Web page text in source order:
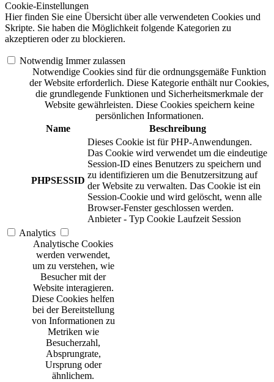
Cookie-Einstellungen
Hier finden Sie eine Übersicht über alle verwendeten Cookies und
Skripte. Sie haben die Möglichkeit folgende Kategorien zu
akzeptieren oder zu blockieren.
Notwendig Immer zulassen
Notwendige Cookies sind für die ordnungsgemäße Funktion
der Website erforderlich. Diese Kategorie enthält nur Cookies,
die grundlegende Funktionen und Sicherheitsmerkmale der
Website gewährleisten. Diese Cookies speichern keine
persönlichen Informationen.
Name
Beschreibung
PHPSESSID
Dieses Cookie ist für PHP-Anwendungen.
Das Cookie wird verwendet um die eindeutige
Session-ID eines Benutzers zu speichern und
zu identifizieren um die Benutzersitzung auf
der Website zu verwalten. Das Cookie ist ein
Session-Cookie und wird gelöscht, wenn alle
Browser-Fenster geschlossen werden.
Anbieter - Typ Cookie Laufzeit Session
Analytics
Analytische Cookies
werden verwendet,
um zu verstehen, wie
Besucher mit der
Website interagieren.
Diese Cookies helfen
bei der Bereitstellung
von Informationen zu
Metriken wie
Besucherzahl,
Absprungrate,
Ursprung oder
ähnlichem.